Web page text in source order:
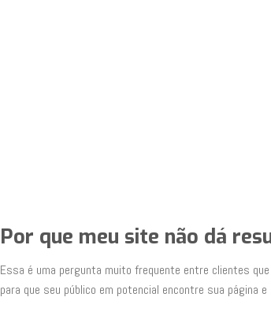
Por que meu site não dá
Essa é uma pergunta muito frequente entre clientes
para que seu público em potencial encontre sua página e